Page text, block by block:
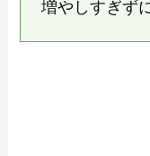
増やしすぎず